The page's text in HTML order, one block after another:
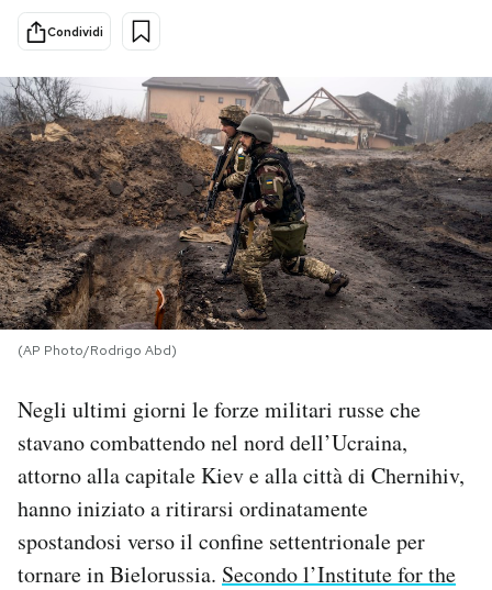
Cultura
Economia
Sport
Mondiali calcio 2026
PODCAST
NEWSLETTER
I MIEI PREFERITI
SHOP
CALENDARIO
AREA PERSONALE
Condividi
(AP Photo/Rodrigo Abd)
Negli ultimi giorni le forze militari russe che
stavano combattendo nel nord dell’Ucraina,
attorno alla capitale Kiev e alla città di Chernihiv,
hanno iniziato a ritirarsi ordinatamente
spostandosi verso il confine settentrionale per
tornare in Bielorussia. Secondo l’Institute for the